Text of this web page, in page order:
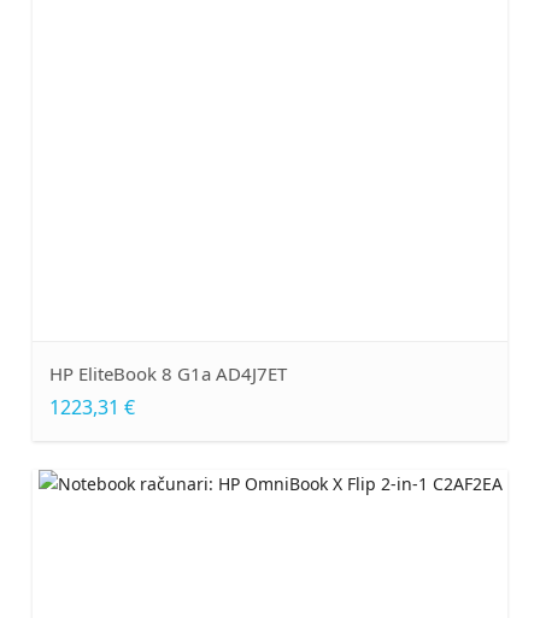
HP EliteBook 8 G1a AD4J7ET
1223,31 €